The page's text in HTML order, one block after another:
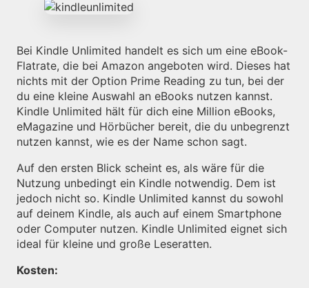
Bei Kindle Unlimited handelt es sich um eine eBook-
Flatrate, die bei Amazon angeboten wird. Dieses hat
nichts mit der Option Prime Reading zu tun, bei der
du eine kleine Auswahl an eBooks nutzen kannst.
Kindle Unlimited hält für dich eine Million eBooks,
eMagazine und Hörbücher bereit, die du unbegrenzt
nutzen kannst, wie es der Name schon sagt.
Auf den ersten Blick scheint es, als wäre für die
Nutzung unbedingt ein Kindle notwendig. Dem ist
jedoch nicht so. Kindle Unlimited kannst du sowohl
auf deinem Kindle, als auch auf einem Smartphone
oder Computer nutzen. Kindle Unlimited eignet sich
ideal für kleine und große Leseratten.
Kosten: